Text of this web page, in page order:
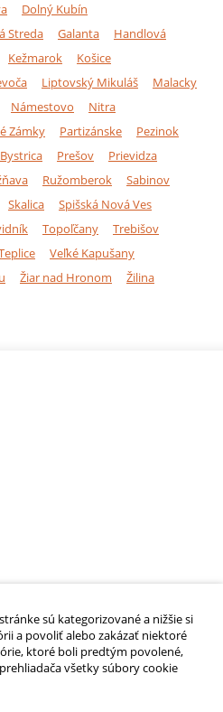
Dolný Kubín
Streda Galanta
Handlová
Kežmarok
Košice
Liptovský Mikuláš
Malacky
Námestovo
Nitra
Zámky Partizánske
Pezinok
Prešov
Prievidza
Ružomberok
Sabinov
Skalica
Spišská Nová Ves
Topoľčany
Trebišov
Veľké Kapušany
Žiar nad Hronom
Žilina
kurz.sk
sú kategorizované a nižšie si
a povoliť alebo zakázať niektoré
ktoré boli predtým povolené,
všetky súbory cookie